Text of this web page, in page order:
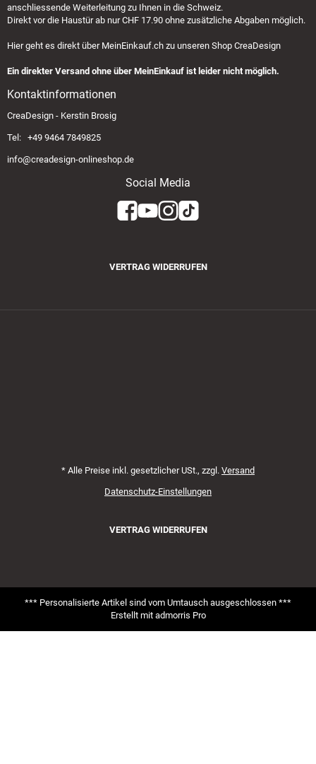
anschliessende Weiterleitung zu Ihnen in die Schweiz.
Direkt vor die Haustür ab nur CHF 17.90 ohne zusätzliche Abgaben möglich.
Hier geht es direkt über MeinEinkauf.ch zu unseren Shop CreaDesign
Ein direkter Versand ohne über MeinEinkauf ist leider nicht möglich.
Kontaktinformationen
CreaDesign - Kerstin Brosig
Tel: +49 9464 7849825
info@creadesign-onlineshop.de
Social Media
VERTRAG WIDERRUFEN
* Alle Preise inkl. gesetzlicher USt., zzgl. Versand
Datenschutz-Einstellungen
VERTRAG WIDERRUFEN
*** Personalisierte Artikel sind vom Umtausch ausgeschlossen ***
Erstellt mit admorris Pro